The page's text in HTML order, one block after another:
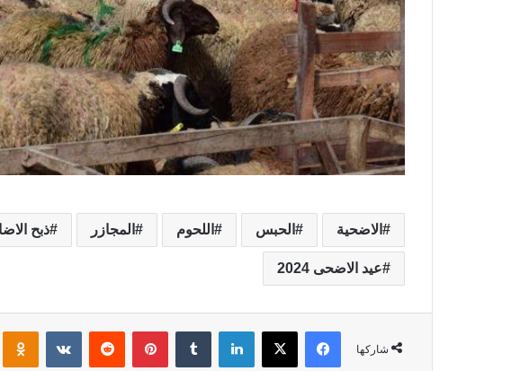
الاضحية الحبس اللحوم المجازر ذبح
عيد الاضحى 2024
شاركها
فيسبوك ‫X لينكدإن بينتيريست